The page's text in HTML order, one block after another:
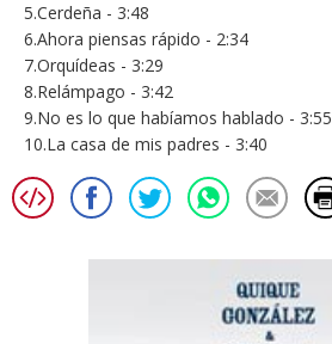
5.Cerdeña - 3:48
6.Ahora piensas rápido - 2:34
7.Orquídeas - 3:29
8.Relámpago - 3:42
9.No es lo que habíamos hablado - 3:55
10.La casa de mis padres - 3:40